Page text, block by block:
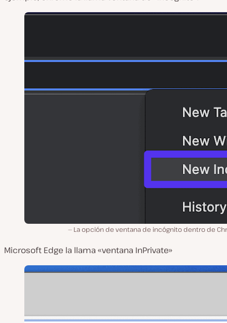
La opción de ventana de incógnito dentro de
Microsoft Edge la llama «ventana InPrivate»